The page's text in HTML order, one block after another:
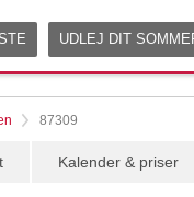
UDLEJ DIT
87309
Kalender & priser